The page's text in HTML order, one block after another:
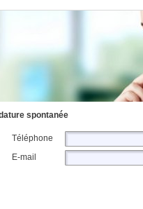
spontanée
Téléphone
E-mail